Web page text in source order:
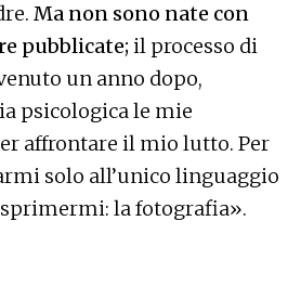
Ma non sono nate con
pubblicate; il processo di
un anno dopo,
psicologica le mie
affrontare il mio lutto. Per
solo all’unico linguaggio
la fotografia».